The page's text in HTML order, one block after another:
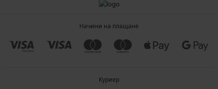
Начини на плащане
Куриер